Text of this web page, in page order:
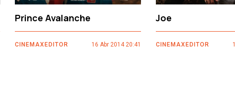
Prince Avalanche
CINEMAXEDITOR 16 Abr 2014 20:41
Joe
CINEMAXEDITOR